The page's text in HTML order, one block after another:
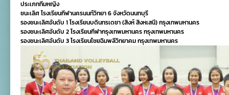
ประเภททีมหญิง
ชนะเลิศ โรงเรียนกีฬานครนนท์วิทยา 6 จังหวัดนนทบุรี
รองชนะเลิศอันดับ 1 โรงเรียนบดินทรเดชา (สิงห์ สิงหเสนี) กรุงเทพมหานคร
รองชนะเลิศอันดับ 2 โรงเรียนกีฬากรุงเทพมหานคร กรุงเทพมหานคร
รองชนะเลิศอันดับ 3 โรงเรียนไชยฉิมพลีวิทยาคม กรุงเทพมหานคร